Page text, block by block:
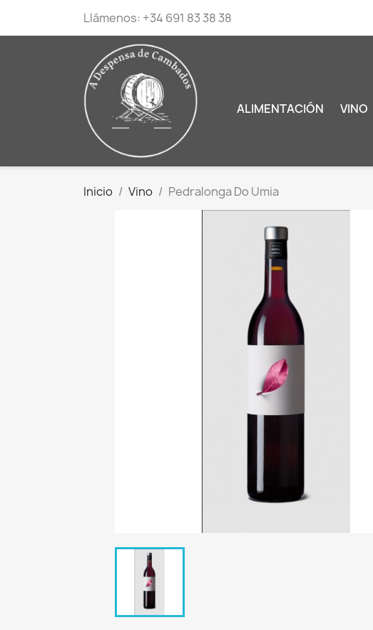
Llámenos: +34 691 83 38 38
ALIMENTACIÓN VINO
Inicio Vino Pedralonga Do Umia